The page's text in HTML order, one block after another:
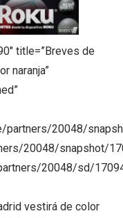
title=”Breves de
naranja”
partners/20048/
20048/snapshot/
20048/sd/
vestirá de color